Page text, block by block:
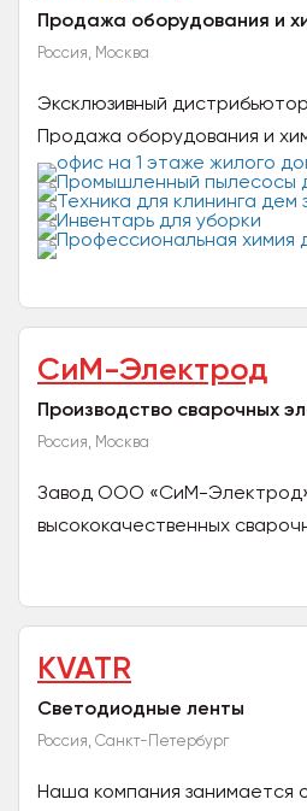
Продажа оборудования и
Россия, Москва
Эксклюзивный
Продажа оборудования и
профессионального
ценам. Продажа оптом....
СиМ-Электрод
Производство сварочных
Россия, Москва
Завод ООО «СиМ-
высококачественных
KVATR
Светодиодные ленты
Россия, Санкт-Петербург
Наша компания занимается